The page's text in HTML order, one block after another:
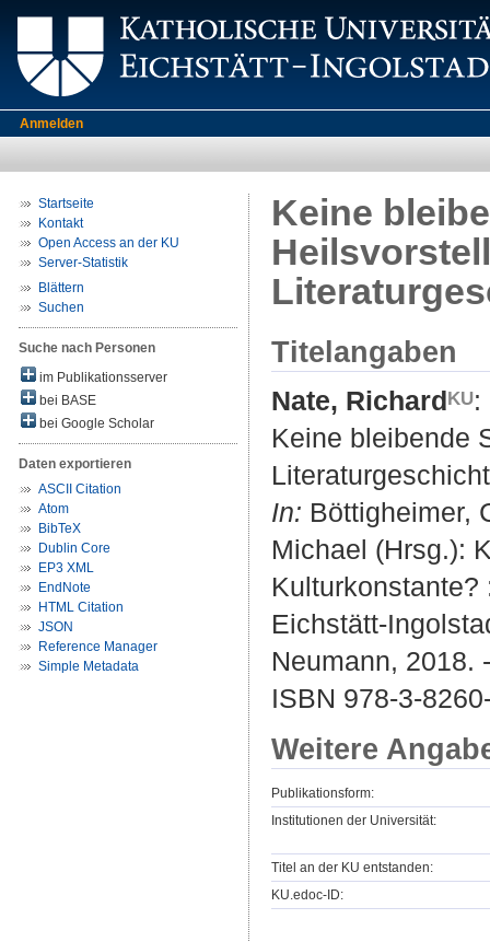
Anmelden
Startseite
Kontakt
Open Access an der KU
Server-Statistik
Blättern
Suchen
Suche nach Personen
im Publikationsserver
bei BASE
bei Google Scholar
Daten exportieren
ASCII Citation
Atom
BibTeX
Dublin Core
EP3 XML
EndNote
HTML Citation
JSON
Reference Manager
Simple Metadata
Keine
Titelangaben
Nate, Richard
:
Keine bleibende
In: Böttigheimer,
Michael (Hrsg.):
Eichstätt-
Neumann, 2018.
ISBN 978-3-
Weitere
Publikationsform:
Institutionen der Universität:
Titel an der KU entstanden:
KU.edoc-ID: